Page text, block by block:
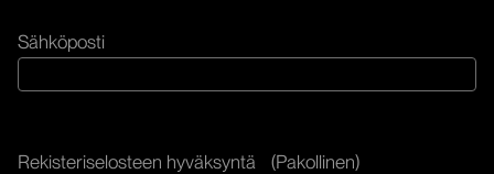
Sähköposti
Rekisteriselosteen hyväksyntä (Pakollinen)